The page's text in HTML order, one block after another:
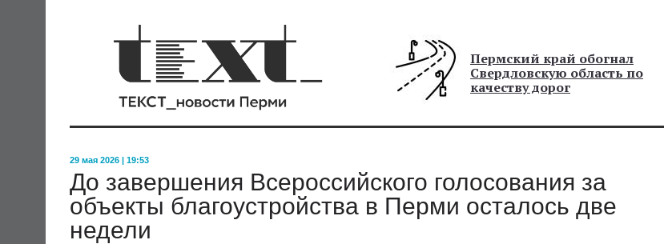
Пермский край обогнал
Свердловскую область по
качеству дорог
29 мая 2026 | 19:53
До завершения Всероссийского голосования за
объекты благоустройства в Перми осталось две
недели